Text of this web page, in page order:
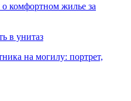
комфортном жилье за
в унитаз
на могилу: портрет,